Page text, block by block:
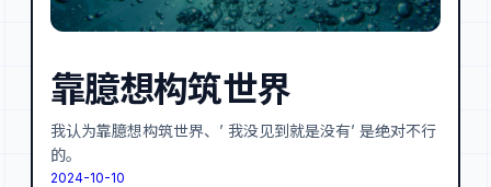
靠臆想构筑世界
我认为靠臆想构筑世界、’ 我没见到就是没有’ 是绝对不行
的。
2024-10-10